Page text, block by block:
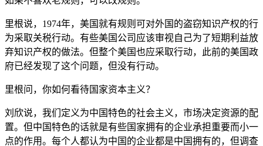
里根说，1974年，美国就有规则可对外国的盗窃知识产权的行
为采取关税行动。有些美国公司应该审视自己为了短期利益放
弃知识产权的做法。但整个美国也应采取行动，此前的美国政
府已经发现了这个问题，但没有行动。
里根问，你如何看待国家资本主义？
刘欣说，我们定义为中国特色的社会主义，市场决定资源的配
置。但中国特色的话就是有些国家拥有的企业承担重要而小一
点的作用。每个人都认为中国的企业都是中国拥有的，但调查